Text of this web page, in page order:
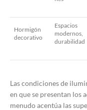
Hormigón
decorativo
Espacios
modernos,
durabilidad
Las condiciones de
en que se presentan los
menudo acentúa las